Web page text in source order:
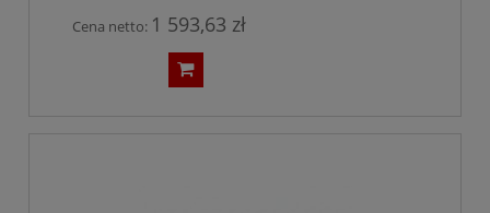
Cena netto: 1 593,63 zł